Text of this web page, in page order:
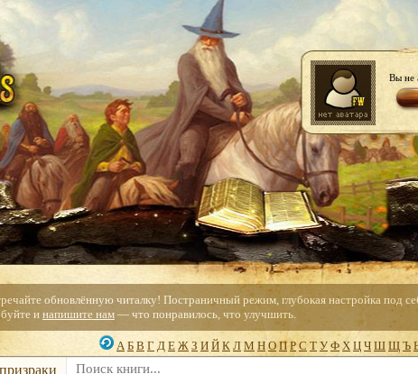
Вы не
обновлённую читалку! Постраничный режим, глубокая настройка под
и напишите нам — что понравилось, что улучшить.
А Б В Г Д Е Ж З И Й К Л М Н О П Р С Т У Ф Х Ц Ч Ш Щ Ъ